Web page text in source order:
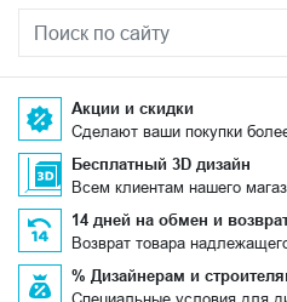
Акции и скидки
Сделают ваши покупки
Бесплатный 3D дизайн
Всем клиентам нашего
14 дней на обмен и
Возврат товара
% Дизайнерам и